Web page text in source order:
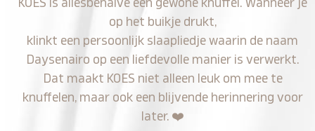
KOES is allesbehalve een gewone knuffel. Wanneer je
op het buikje drukt,
klinkt een persoonlijk slaapliedje waarin de naam
Daysenairo op een liefdevolle manier is verwerkt.
Dat maakt KOES niet alleen leuk om mee te
knuffelen, maar ook een blijvende herinnering voor
later. ❤️